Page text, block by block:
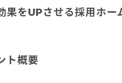
果をUPさせる採用ホー
ト概要